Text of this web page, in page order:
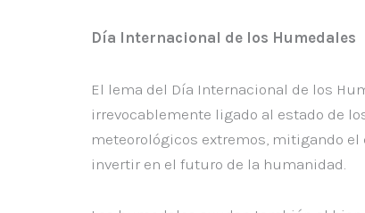
Día Internacional de los Humedales
El lema del Día Internacional de los
irrevocablemente ligado al estado de
meteorológicos extremos, mitigando
invertir en el futuro de la humanidad.